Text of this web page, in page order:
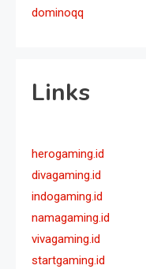
dominoqq
Links
herogaming.id
divagaming.id
indogaming.id
namagaming.id
vivagaming.id
startgaming.id